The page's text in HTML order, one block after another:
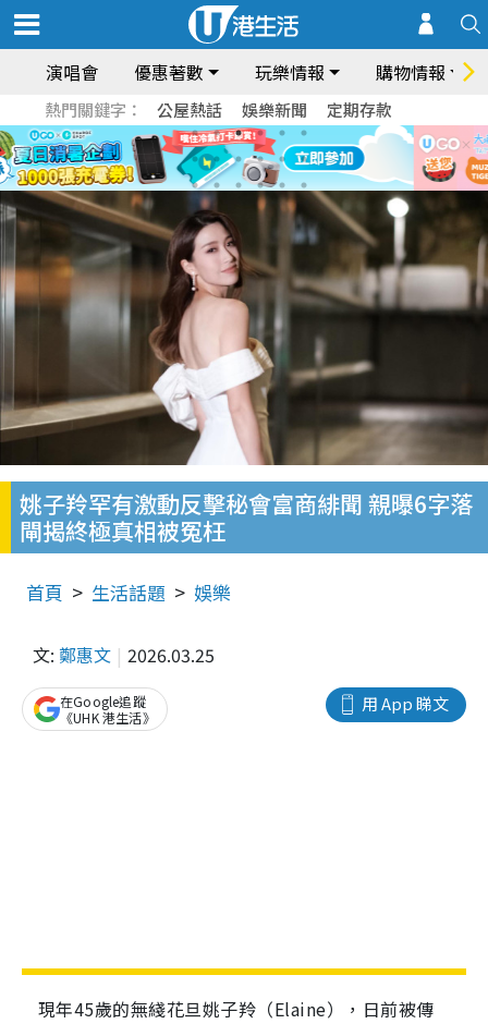
演唱會 優惠著數 玩樂情報 購物情報
熱門關鍵字： 公屋熱話 娛樂新聞 定期存款
姚子羚罕有激動反擊秘會富商緋聞 親曝6字落
閘揭終極真相被冤枉
首頁 生活話題 娛樂
文: 鄭惠文 2026.03.25
用 App 睇文
在Google追蹤
《UHK 港生活》
現年45歲的無綫花旦姚子羚（Elaine），日前被傳